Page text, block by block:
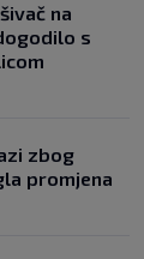
na
s
zbog
promjena